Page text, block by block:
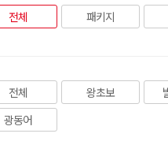
전체 패키지
전체 왕초보
광동어